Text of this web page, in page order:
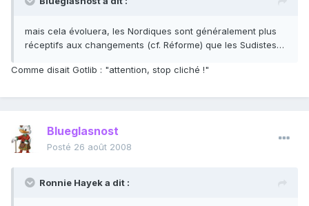
mais cela évoluera, les Nordiques sont généralement plus
réceptifs aux changements (cf. Réforme) que les Sudistes…
Comme disait Gotlib : "attention, stop cliché !"
Blueglasnost
Posté 26 août 2008
Ronnie Hayek a dit :